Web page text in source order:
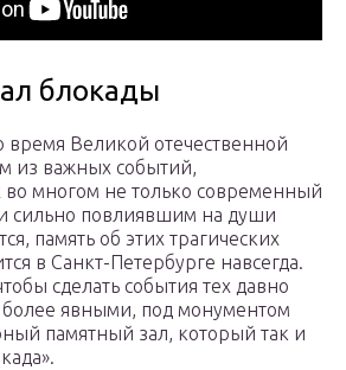
блокады
время Великой отечественной
из важных событий,
многом не только современный
сильно повлиявшим на души
память об этих трагических
в Санкт-Петербурге навсегда.
сделать события тех давно
явными, под монументом
памятный зал, который так и